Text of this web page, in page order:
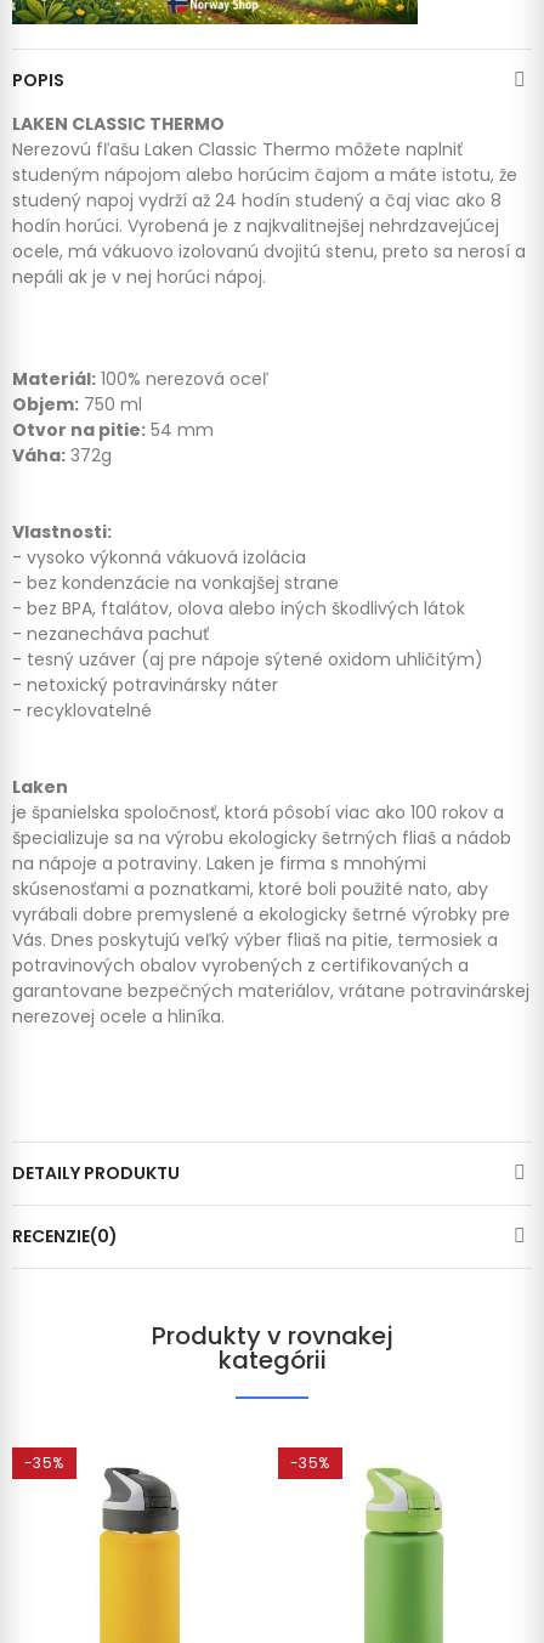
POPIS
LAKEN CLASSIC THERMO
Nerezovú fľašu Laken Classic Thermo môžete naplniť
studeným nápojom alebo horúcim čajom a máte istotu, že
studený napoj vydrží až 24 hodín studený a čaj viac ako 8
hodín horúci. Vyrobená je z najkvalitnejšej nehrdzavejúcej
ocele, má vákuovo izolovanú dvojitú stenu, preto sa nerosí a
nepáli ak je v nej horúci nápoj.
Materiál: 100% nerezová oceľ
Objem: 750 ml
Otvor na pitie: 54 mm
Váha: 372g
Vlastnosti:
- vysoko výkonná vákuová izolácia
- bez kondenzácie na vonkajšej strane
- bez BPA, ftalátov, olova alebo iných škodlivých látok
- nezanecháva pachuť
- tesný uzáver (aj pre nápoje sýtené oxidom uhličitým)
- netoxický potravinársky náter
- recyklovatelné
Laken
je španielska spoločnosť, ktorá pôsobí viac ako 100 rokov a
špecializuje sa na výrobu ekologicky šetrných fliaš a nádob
na nápoje a potraviny. Laken je firma s mnohými
skúsenosťami a poznatkami, ktoré boli použité nato, aby
vyrábali dobre premyslené a ekologicky šetrné výrobky pre
Vás. Dnes poskytujú veľký výber fliaš na pitie, termosiek a
potravinových obalov vyrobených z certifikovaných a
garantovane bezpečných materiálov, vrátane potravinárskej
nerezovej ocele a hliníka.
DETAILY PRODUKTU
RECENZIE(0)
Produkty v rovnakej
kategórii
-35% -35%